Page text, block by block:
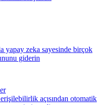
yapay zeka sayesinde birçok
giderin
açısından otomatik